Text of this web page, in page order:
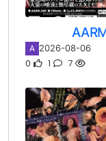
A 2026-08-06
0 1 7